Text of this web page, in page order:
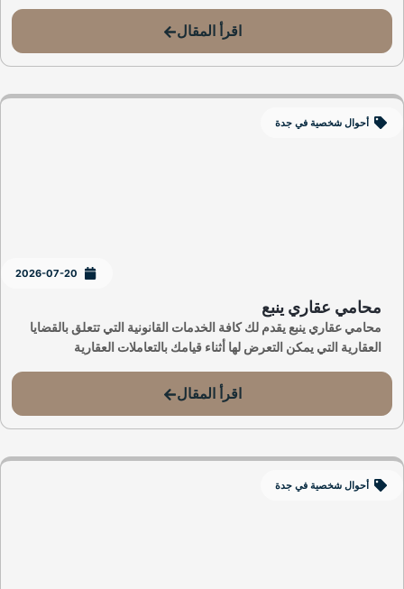
اقرأ المقال
أحوال شخصية في جدة
2026-07-20
محامي عقاري ينبع
محامي عقاري ينبع يقدم لك كافة الخدمات القانونية التي تتعلق بالقضايا
العقارية التي يمكن التعرض لها أثناء قيامك بالتعاملات العقارية
اقرأ المقال
أحوال شخصية في جدة